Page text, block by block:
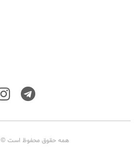
همه حقوق محفوظ است © 2026